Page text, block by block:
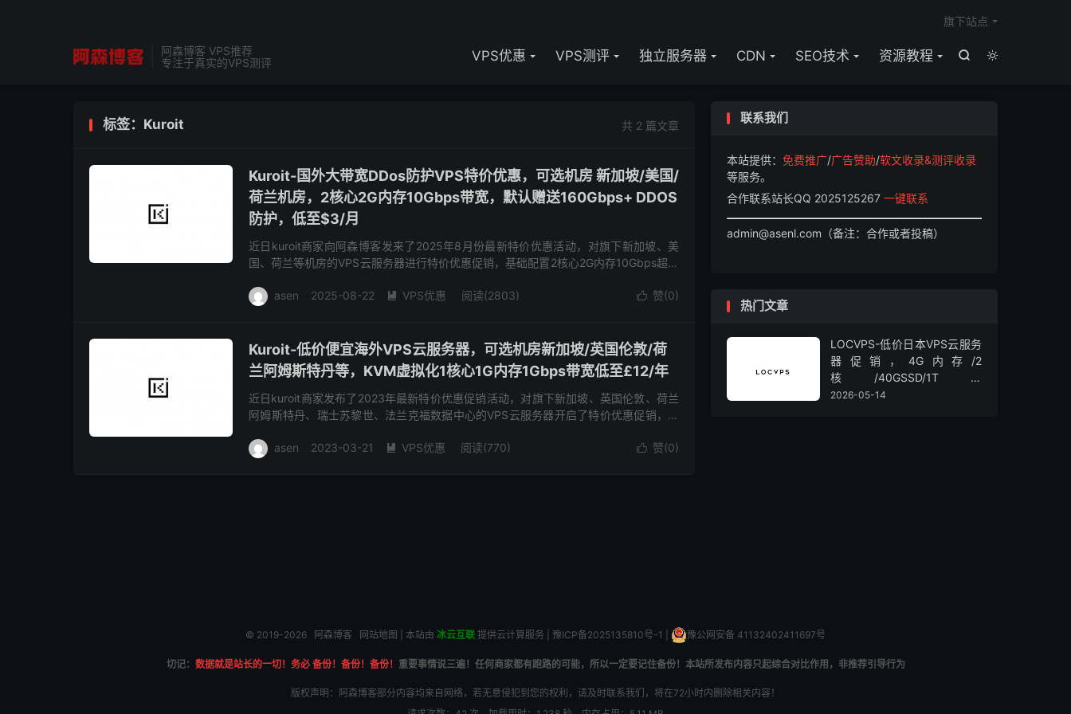
阿森博客 VPS推荐
专注于真实的VPS测评


VPS优惠 VPS测评 独立服务器 CDN SEO技术 资源教程
旗下站点
共 2 篇文章
标签：Kuroit
Kuroit-国外大带宽DDos防护VPS特价优惠，可选机房 新加坡/美国/
荷兰机房，2核心2G内存10Gbps带宽，默认赠送160Gbps+ DDOS
防护，低至$3/月
近日kuroit商家向阿森博客发来了2025年8月份最新特价优惠活动，对旗下新加坡、美
国、荷兰等机房的VPS云服务器进行特价优惠促销，基础配置2核心2G内存10Gbps超大
 赞(0)
asen 2025-08-22  VPS优惠 阅读(2803)
Kuroit-低价便宜海外VPS云服务器，可选机房新加坡/英国伦敦/荷
兰阿姆斯特丹等，KVM虚拟化1核心1G内存1Gbps带宽低至£12/年
近日kuroit商家发布了2023年最新特价优惠促销活动，对旗下新加坡、英国伦敦、荷兰
阿姆斯特丹、瑞士苏黎世、法兰克福数据中心的VPS云服务器开启了特价优惠促销，基
 赞(0)
asen 2023-03-21  VPS优惠 阅读(770)
联系我们
本站提供： 免费推广/广告赞助/软文收录&测评收录
等服务。
合作联系站长QQ 2025125267 一键联系
admin@asenl.com（备注：合作或者投稿）
热门文章
LOCVPS-低价日本VPS云服务
器促销，4G内存/2
核/40GSSD/1T流
量/450Mbps带宽，低至36元/
2026-05-14
© 2019-2026 阿森博客 网站地图 | 本站由 冰云互联 提供云计算服务 | 豫ICP备2025135810号-1 豫公网安备 41132402411697号
切记： 数据就是站长的一切！务必 备份！备份！备份！ 重要事情说三遍！任何商家都有跑路的可能，所以一定要记住备份！本站所发布内容只起综合对比作用，非推荐引导行为
版权声明：阿森博客部分内容均来自网络，若无意侵犯到您的权利，请及时联系我们，将在72小时内删除相关内容！